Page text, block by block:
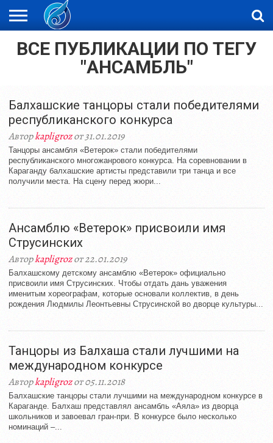
ЖАҢАЛЫҚТАР
НОВОСТИ
ВИДЕО
ФОТОРЕПОРТАЖИ
ОРКЕН
ВСЕ ПУБЛИКАЦИИ ПО ТЕГУ
"АНСАМБЛЬ"
Балхашские танцоры стали победителями
республиканского конкурса
Авторkapligrozот 31.01.2019
Танцоры ансамбля «Ветерок» стали победителями
республиканского многожанрового конкурса. На соревновании в
Караганду балхашские артисты представили три танца и все
получили места. На сцену перед жюри...
Ансамблю «Ветерок» присвоили имя
Струсинских
Авторkapligrozот 22.01.2019
Балхашскому детскому ансамблю «Ветерок» официально
присвоили имя Струсинских. Чтобы отдать дань уважения
именитым хореографам, которые основали коллектив, в день
рождения Людмилы Леонтьевны Струсинской во дворце культуры...
Танцоры из Балхаша стали лучшими на
международном конкурсе
Авторkapligrozот 05.11.2018
Балхашские танцоры стали лучшими на международном конкурсе в
Караганде. Балхаш представлял ансамбль «Аяла» из дворца
школьников и завоевал гран-при. В конкурсе было несколько
номинаций –...